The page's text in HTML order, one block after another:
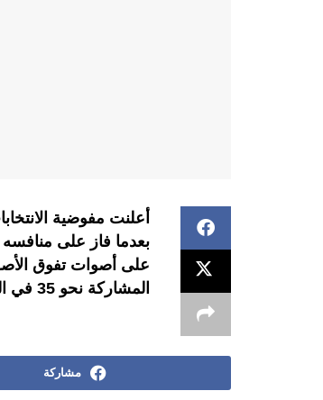
أعلنت مفوضية
بعدما فاز على
المشاركة نحو 35 في المئة من عدد الناخبين المسجلين في الجداول الانتخابية.
مشاركة